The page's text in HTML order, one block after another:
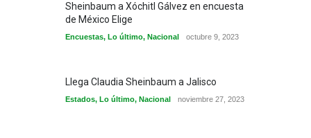
Sheinbaum a Xóchitl Gálvez en encuesta
de México Elige
Encuestas, Lo último, Nacional octubre 9, 2023
Llega Claudia Sheinbaum a Jalisco
Estados, Lo último, Nacional noviembre 27, 2023